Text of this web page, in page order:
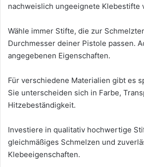
nachweislich ungeeignete Klebestifte
Wähle immer Stifte, die zur
Durchmesser deiner Pistole passen.
angegebenen Eigenschaften.
Für verschiedene Materialien gibt es
Sie unterscheiden sich in Farbe,
Hitzebeständigkeit.
Investiere in qualitativ hochwertige
gleichmäßiges Schmelzen und
Klebeeigenschaften.